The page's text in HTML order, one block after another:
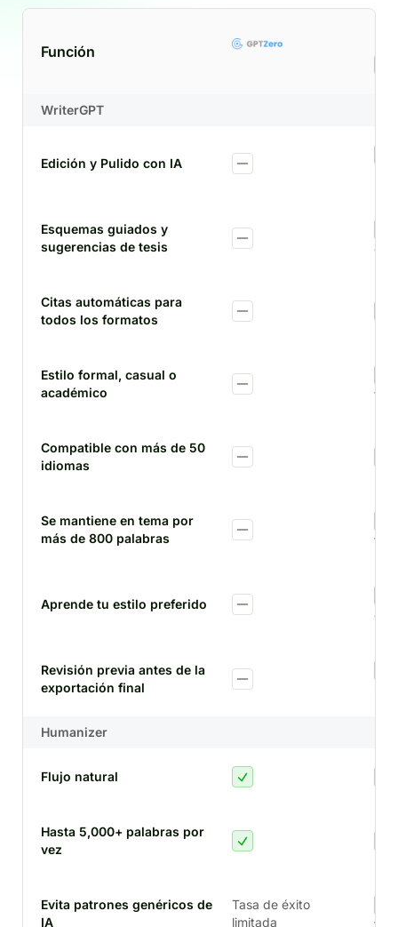
Función
WriterGPT
Edición y Pulido con IA
Esquemas guiados y
sugerencias de tesis
Citas automáticas para
todos los formatos
Estilo formal, casual o
académico
Compatible con más de 50
idiomas
Se mantiene en tema por
más de 800 palabras
Aprende tu estilo preferido
Revisión previa antes de la
exportación final
Humanizer
Flujo natural
Hasta 5,000+ palabras por
vez
Evita patrones genéricos de
IA
Tasa de éxito
limitada